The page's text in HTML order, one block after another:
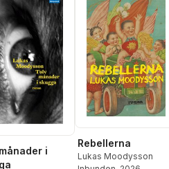
i
Rebellerna
Lukas Moodysson